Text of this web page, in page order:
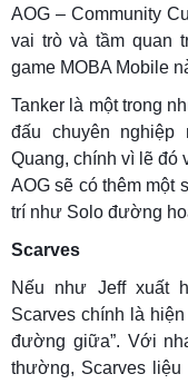
AOG – Community
vai trò và tầm quan
game MOBA Mobile
Tanker là một trong
đấu chuyên
Quang, chính vì lẽ đó
AOG sẽ có thêm một
trí như Solo đường
Scarves
Nếu như Jeff xuất
Scarves chính là
đường giữa”. Với
thường, Scarves